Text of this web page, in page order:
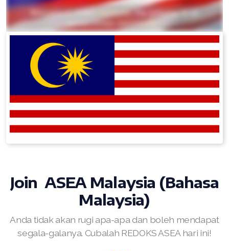
Join ASEA Malaysia (Bahasa
Malaysia)
Anda tidak akan rugi apa-apa dan boleh mendapat
segala-galanya. Cubalah REDOKS ASEA hari ini!
RENU 28
RENUADVANCED SET
RENUADVANCED GLOW SERUM
Buy ASEA Redox Clay Mask
REDOXMood